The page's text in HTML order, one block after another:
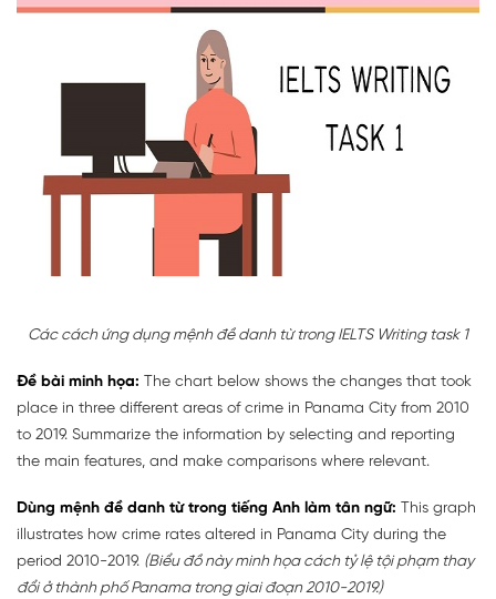
Các cách ứng dụng mệnh đề danh từ trong IELTS Writing task 1
Đề bài minh họa: The chart below shows the changes that took
place in three different areas of crime in Panama City from 2010
to 2019. Summarize the information by selecting and reporting
the main features, and make comparisons where relevant.
Dùng mệnh đề danh từ trong tiếng Anh làm tân ngữ: This graph
illustrates how crime rates altered in Panama City during the
period 2010-2019. (Biểu đồ này minh họa cách tỷ lệ tội phạm thay
đổi ở thành phố Panama trong giai đoạn 2010-2019.)